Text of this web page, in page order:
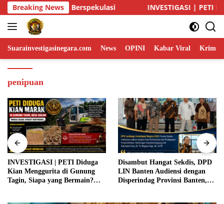
Skip
to
content
Breaking News| PETI Diduga Kian Menggurita di Gunung Tagin,
Suarainvestigasinegara.com News OPINI Kabar Viral
penipuan
INVESTIGASI | PETI Diduga
Kian Menggurita di Gunung
Tagin, Siapa yang Bermain?
Disambut Hangat Sekdis, DPD
LIN Banten Audiensi dengan
Disperindag Provinsi Banten,